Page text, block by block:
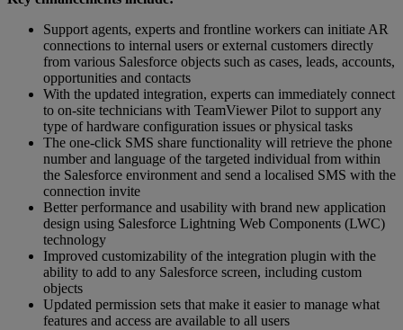
Support agents, experts and frontline workers can initiate AR
connections to internal users or external customers directly
from various Salesforce objects such as cases, leads, accounts,
opportunities and contacts
With the updated integration, experts can immediately connect
to on-site technicians with TeamViewer Pilot to support any
type of hardware configuration issues or physical tasks
The one-click SMS share functionality will retrieve the phone
number and language of the targeted individual from within
the Salesforce environment and send a localised SMS with the
connection invite
Better performance and usability with brand new application
design using Salesforce Lightning Web Components (LWC)
technology
Improved customizability of the integration plugin with the
ability to add to any Salesforce screen, including custom
objects
Updated permission sets that make it easier to manage what
features and access are available to all users